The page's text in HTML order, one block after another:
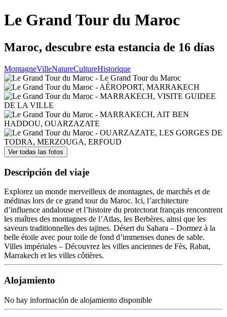
Le Grand Tour du Maroc
Maroc, descubre esta estancia de 16 días
MontagneVilleNatureCultureHistorique
Ver todas las fotos
Descripción del viaje
Explorez un monde merveilleux de montagnes, de marchés et de
médinas lors de ce grand tour du Maroc. Ici, l’architecture
d’influence andalouse et l’histoire du protectorat français rencontrent
les maîtres des montagnes de l’Atlas, les Berbères, ainsi que les
saveurs traditionnelles des tajines. Désert du Sahara – Dormez à la
belle étoile avec pour toile de fond d’immenses dunes de sable.
Villes impériales – Découvrez les villes anciennes de Fès, Rabat,
Marrakech et les villes côtières.
Alojamiento
No hay información de alojamiento disponible